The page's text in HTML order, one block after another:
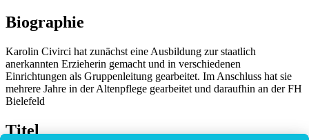
Biographie
Karolin Civirci hat zunächst eine Ausbildung zur staatlich
anerkannten Erzieherin gemacht und in verschiedenen
Einrichtungen als Gruppenleitung gearbeitet. Im Anschluss hat sie
mehrere Jahre in der Altenpflege gearbeitet und daraufhin an der FH
Bielefeld
Titel